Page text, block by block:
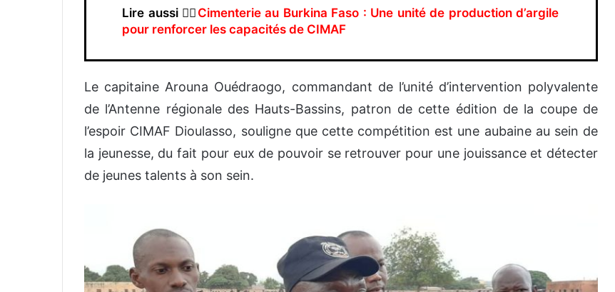
Lire aussi 👉🏿 Cimenterie au Burkina Faso : Une unité de production d’argile
pour renforcer les capacités de CIMAF
Le capitaine Arouna Ouédraogo, commandant de l’unité d’intervention polyvalente
de l’Antenne régionale des Hauts-Bassins, patron de cette édition de la coupe de
l’espoir CIMAF Dioulasso, souligne que cette compétition est une aubaine au sein de
la jeunesse, du fait pour eux de pouvoir se retrouver pour une jouissance et détecter
de jeunes talents à son sein.